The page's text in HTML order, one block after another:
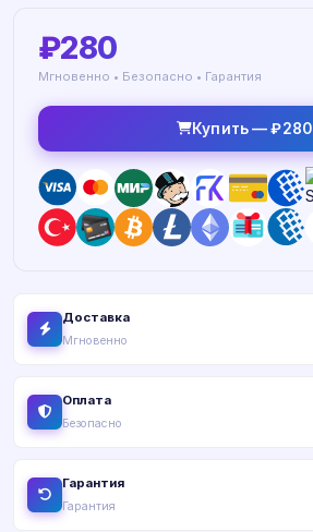
₽280
Мгновенно • Безопасно • Гарантия
Купить — ₽280
Доставка
Мгновенно
Оплата
Безопасно
Гарантия
Гарантия